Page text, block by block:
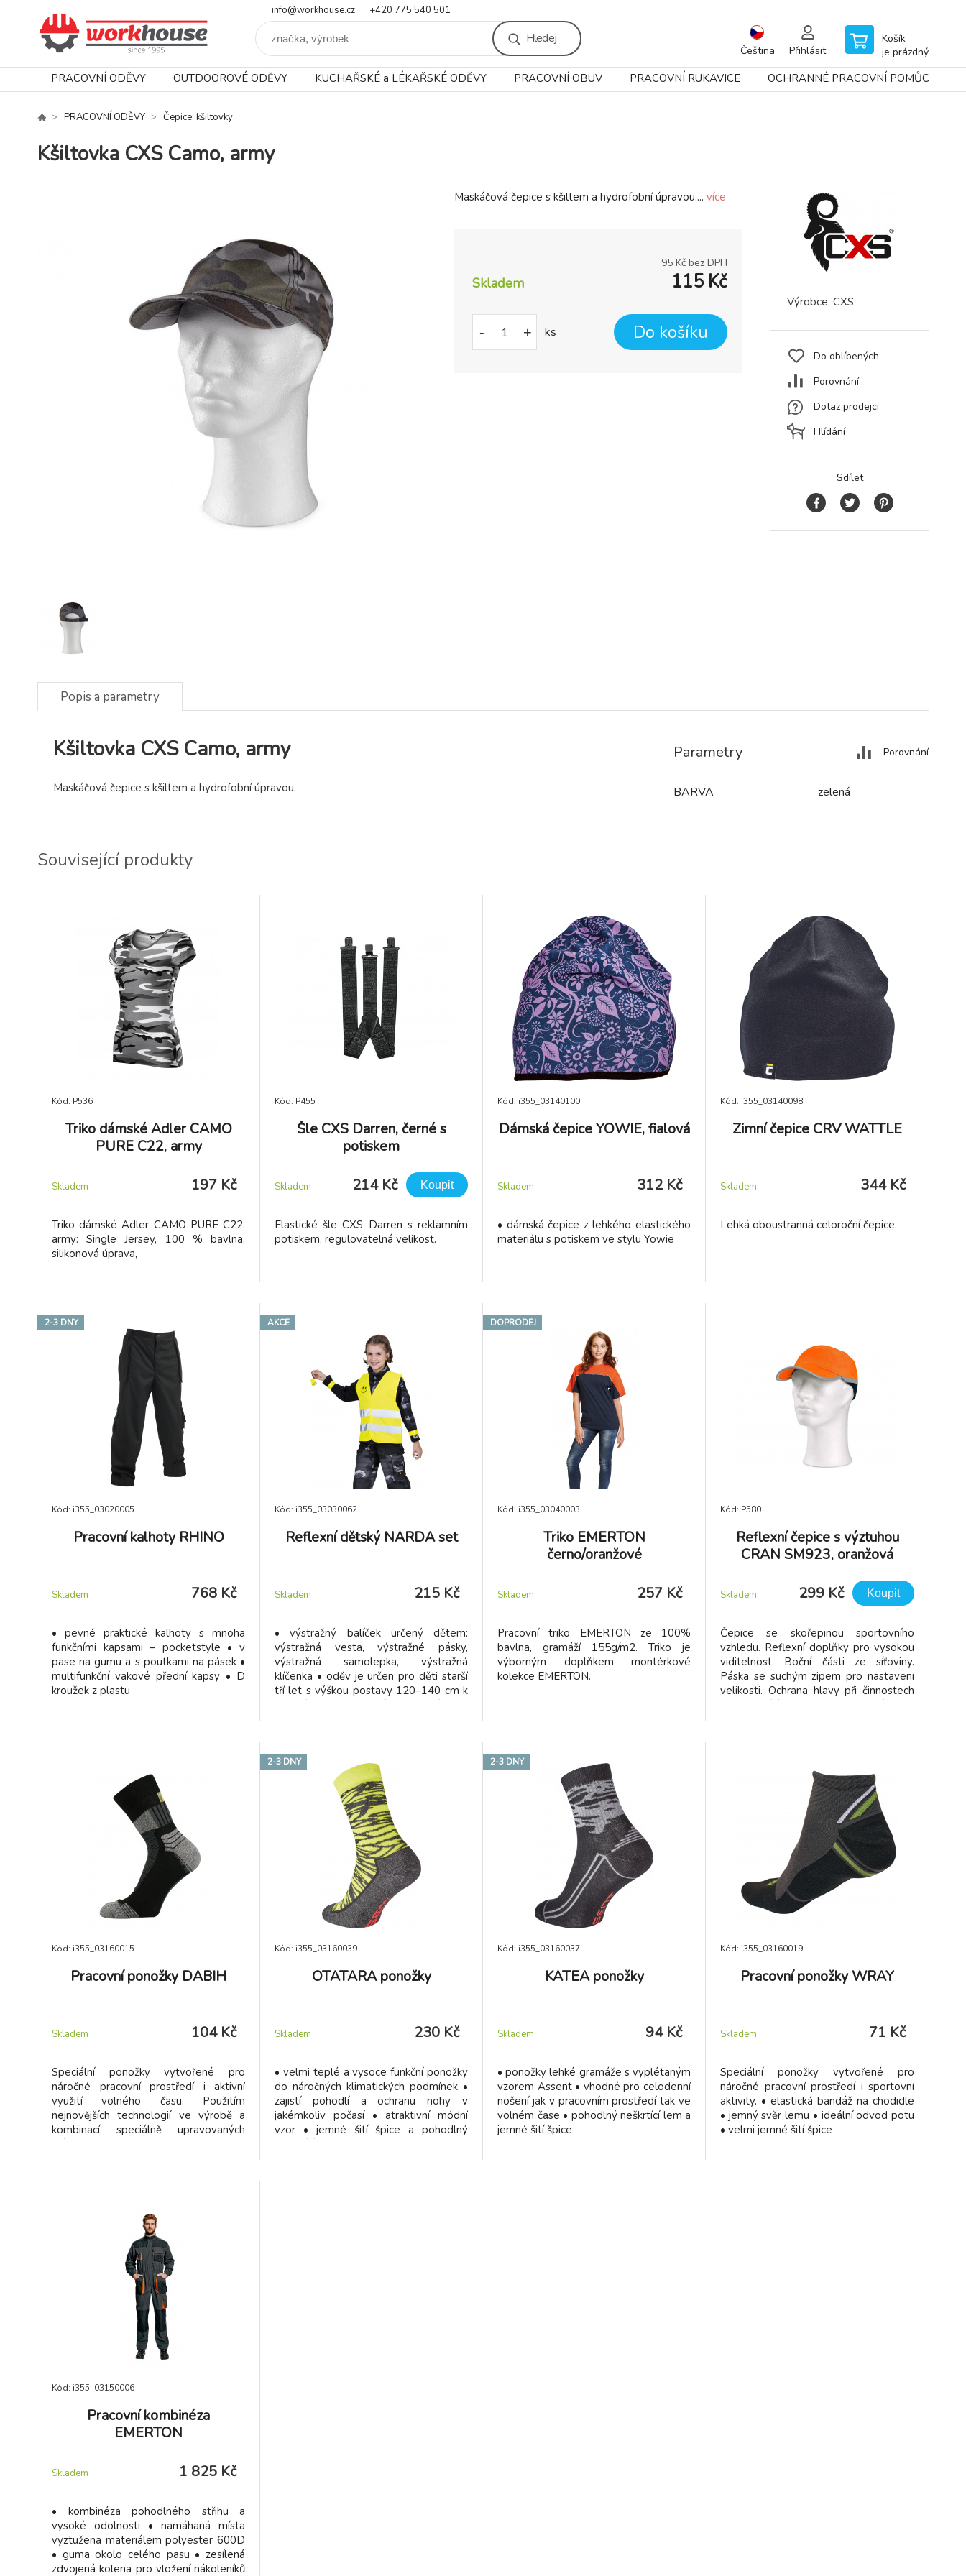
info@workhouse.cz +420 775 540 501
Hledej
Čeština Přihlásit
Košík
je prázdný
PRACOVNÍ ODĚVY OUTDOOROVÉ ODĚVY KUCHAŘSKÉ a LÉKAŘSKÉ ODĚVY PRACOVNÍ OBUV PRACOVNÍ RUKAVICE OCHRANNÉ PRACOVNÍ POMŮCKY
PRACOVNÍ ODĚVY Čepice, kšiltovky
Kšiltovka CXS Camo, army
Maskáčová čepice s kšiltem a hydrofobní úpravou.... více
95 Kč bez DPH
Skladem 115 Kč
- + ks Do košíku
Výrobce: CXS
Do oblíbených
Porovnání
Dotaz prodejci
Hlídání
Sdílet
Popis a parametry
Kšiltovka CXS Camo, army
Maskáčová čepice s kšiltem a hydrofobní úpravou.
Parametry Porovnání
BARVA zelená
Související produkty
Kód: P536
Triko dámské Adler CAMO
PURE C22, army
Skladem 197 Kč
Triko dámské Adler CAMO PURE C22,
army: Single Jersey, 100 % bavlna,
silikonová úprava,
Kód: P455
Šle CXS Darren, černé s
potiskem
Skladem 214 Kč Koupit
Elastické šle CXS Darren s reklamním
potiskem, regulovatelná velikost.
Kód: i355_03140100
Dámská čepice YOWIE, fialová
Skladem 312 Kč
• dámská čepice z lehkého elastického
materiálu s potiskem ve stylu Yowie
Kód: i355_03140098
Zimní čepice CRV WATTLE
Skladem 344 Kč
Lehká oboustranná celoroční čepice.
2-3 DNY
Kód: i355_03020005
Pracovní kalhoty RHINO
Skladem 768 Kč
• pevné praktické kalhoty s mnoha
funkčními kapsami – pocketstyle • v
pase na gumu a s poutkami na pásek •
multifunkční vakové přední kapsy • D
kroužek z plastu
AKCE
Kód: i355_03030062
Reflexní dětský NARDA set
Skladem 215 Kč
• výstražný balíček určený dětem:
výstražná vesta, výstražné pásky,
výstražná samolepka, výstražná
klíčenka • oděv je určen pro děti starší
tří let s výškou postavy 120–140 cm k
DOPRODEJ
Kód: i355_03040003
Triko EMERTON
černo/oranžové
Skladem 257 Kč
Pracovní triko EMERTON ze 100%
bavlna, gramáží 155g/m2. Triko je
výborným doplňkem montérkové
kolekce EMERTON.
Kód: P580
Reflexní čepice s výztuhou
CRAN SM923, oranžová
Skladem 299 Kč Koupit
Čepice se skořepinou sportovního
vzhledu. Reflexní doplňky pro vysokou
viditelnost. Boční části ze síťoviny.
Páska se suchým zipem pro nastavení
velikosti. Ochrana hlavy při činnostech
Kód: i355_03160015
Pracovní ponožky DABIH
Skladem 104 Kč
Speciální ponožky vytvořené pro
náročné pracovní prostředí i aktivní
využití volného času. Použitím
nejnovějších technologií ve výrobě a
kombinací speciálně upravovaných
izolaci - velmi jemné šití špice -
elastickou bandáž proti posunu
ponožky v botě - polstrované zóny na
ochranu nohy proti otlakům a
puchýřům. Větrací kanálky zaručí ideální
klima i při extrémní zátěži.
2-3 DNY
Kód: i355_03160039
OTATARA ponožky
Skladem 230 Kč
• velmi teplé a vysoce funkční ponožky
do náročných klimatických podmínek •
zajistí pohodlí a ochranu nohy v
jakémkoliv počasí • atraktivní módní
vzor • jemné šití špice a pohodlný
2-3 DNY
Kód: i355_03160037
KATEA ponožky
Skladem 94 Kč
• ponožky lehké gramáže s vyplétaným
vzorem Assent • vhodné pro celodenní
nošení jak v pracovním prostředí tak ve
volném čase • pohodlný neškrtící lem a
jemné šití špice
Kód: i355_03160019
Pracovní ponožky WRAY
Skladem 71 Kč
Speciální ponožky vytvořené pro
náročné pracovní prostředí i sportovní
aktivity. • elastická bandáž na chodidle
• jemný svěr lemu • ideální odvod potu
• velmi jemné šití špice
Kód: i355_03150006
Pracovní kombinéza
EMERTON
Skladem 1 825 Kč
• kombinéza pohodlného střihu a
vysoké odolnosti • namáhaná místa
vyztužena materiálem polyester 600D
• guma okolo celého pasu • zesílená
zdvojená kolena pro vložení nákoleníků